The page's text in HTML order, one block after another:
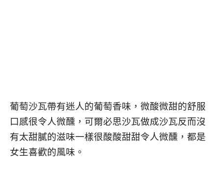
葡萄沙瓦帶有迷人的葡萄香味，微酸微甜的舒服
口感很令人微醺，可爾必思沙瓦做成沙瓦反而沒
有太甜膩的滋味一樣很酸酸甜甜令人微醺，都是
女生喜歡的風味。